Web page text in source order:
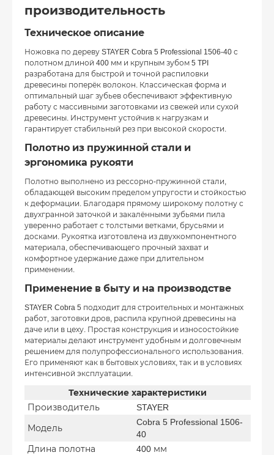
производительность
Техническое описание
Ножовка по дереву STAYER Cobra 5 Professional 1506-40 с
полотном длиной 400 мм и крупным зубом 5 TPI
разработана для быстрой и точной распиловки
древесины поперёк волокон. Классическая форма и
оптимальный шаг зубьев обеспечивают эффективную
работу с массивными заготовками из свежей или сухой
древесины. Инструмент устойчив к нагрузкам и
гарантирует стабильный рез при высокой скорости.
Полотно из пружинной стали и
эргономика рукояти
Полотно выполнено из рессорно-пружинной стали,
обладающей высоким пределом упругости и стойкостью
к деформации. Благодаря прямому широкому полотну с
двухгранной заточкой и закалёнными зубьями пила
уверенно работает с толстыми ветками, брусьями и
досками. Рукоятка изготовлена из двухкомпонентного
материала, обеспечивающего прочный захват и
комфортное удержание даже при длительном
применении.
Применение в быту и на производстве
STAYER Cobra 5 подходит для строительных и монтажных
работ, заготовки дров, распила крупной древесины на
даче или в цеху. Простая конструкция и износостойкие
материалы делают инструмент удобным и долговечным
решением для полупрофессионального использования.
Его применяют как в бытовых условиях, так и в условиях
интенсивной эксплуатации.
Технические характеристики
Производитель
STAYER
Модель
Cobra 5 Professional 1506-
40
Длина полотна
400 мм